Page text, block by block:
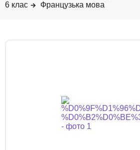
6 клас
Французька мова